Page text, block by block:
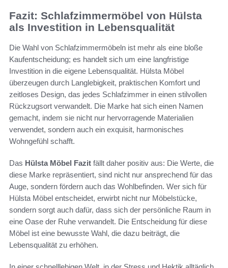
Fazit: Schlafzimmermöbel von Hülsta
als Investition in Lebensqualität
Die Wahl von Schlafzimmermöbeln ist mehr als eine bloße
Kaufentscheidung; es handelt sich um eine langfristige
Investition in die eigene Lebensqualität. Hülsta Möbel
überzeugen durch Langlebigkeit, praktischen Komfort und
zeitloses Design, das jedes Schlafzimmer in einen stilvollen
Rückzugsort verwandelt. Die Marke hat sich einen Namen
gemacht, indem sie nicht nur hervorragende Materialien
verwendet, sondern auch ein exquisit, harmonisches
Wohngefühl schafft.
Das Hülsta Möbel Fazit fällt daher positiv aus: Die Werte, die
diese Marke repräsentiert, sind nicht nur ansprechend für das
Auge, sondern fördern auch das Wohlbefinden. Wer sich für
Hülsta Möbel entscheidet, erwirbt nicht nur Möbelstücke,
sondern sorgt auch dafür, dass sich der persönliche Raum in
eine Oase der Ruhe verwandelt. Die Entscheidung für diese
Möbel ist eine bewusste Wahl, die dazu beiträgt, die
Lebensqualität zu erhöhen.